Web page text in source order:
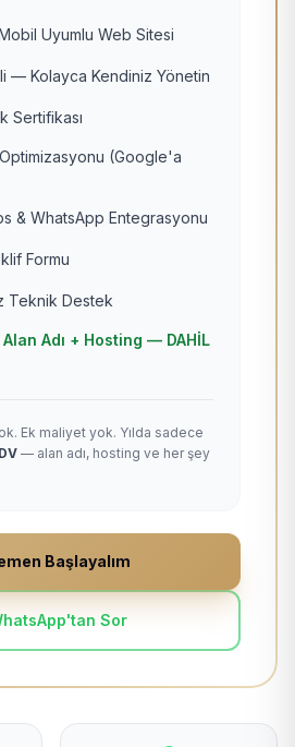
Uyumlu Web Sitesi
— Kolayca Kendiniz Yönetin
Sertifikası
(Google'a
& WhatsApp Entegrasyonu
Formu
Teknik Destek
Adı + Hosting — DAHİL
Ek maliyet yok. Yılda sadece
— alan adı, hosting ve her şey
Başlayalım
Sor